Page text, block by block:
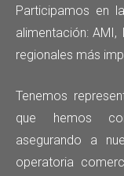
Participamos en
alimentación: AMI,
regionales más
Tenemos
que hemos
asegurando a
operatoria